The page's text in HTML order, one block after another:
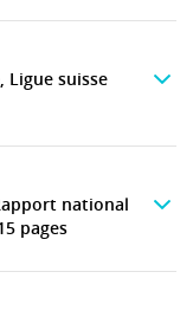
Ligue suisse
national
pages